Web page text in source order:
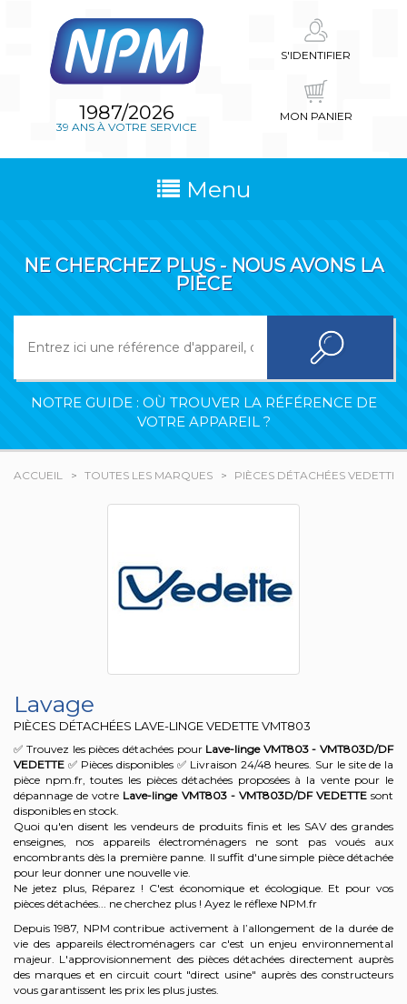
1987/2026
39 ANS À VOTRE SERVICE
S'IDENTIFIER
MON PANIER
Menu
NE CHERCHEZ PLUS - NOUS AVONS LA
PIÈCE
NOTRE GUIDE : OÙ TROUVER LA RÉFÉRENCE DE
VOTRE APPAREIL ?
ACCUEIL TOUTES LES MARQUES PIÈCES DÉTACHÉES VEDETTE
Lavage
PIÈCES DÉTACHÉES LAVE-LINGE VEDETTEVMT803
✅ Trouvez les pièces détachées pour Lave-linge VMT803 - VMT803D/DF
VEDETTE ✅ Pièces disponibles ✅ Livraison 24/48 heures. Sur le site de la
pièce npm.fr, toutes les pièces détachées proposées à la vente pour le
dépannage de votre Lave-linge VMT803 - VMT803D/DF VEDETTEsont
disponibles en stock.
Quoi qu'en disent les vendeurs de produits finis et les SAV des grandes
enseignes, nos appareils électroménagers ne sont pas voués aux
encombrants dès la première panne. Il suffit d'une simple pièce détachée
pour leur donner une nouvelle vie.
Ne jetez plus, Réparez ! C'est économique et écologique. Et pour vos
pièces détachées... ne cherchez plus ! Ayez le réflexe NPM.fr
Depuis 1987, NPM contribue activement à l’allongement de la durée de
vie des appareils électroménagers car c'est un enjeu environnemental
majeur. L'approvisionnement des pièces détachées directement auprès
des marques et en circuit court "direct usine" auprès des constructeurs
vous garantissent les prix les plus justes.